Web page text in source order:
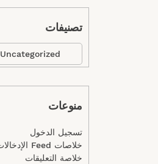
تصنيفات
Uncategorized
منوعات
تسجيل الدخول
خلاصات Feed الإدخالات
خلاصة التعليقات